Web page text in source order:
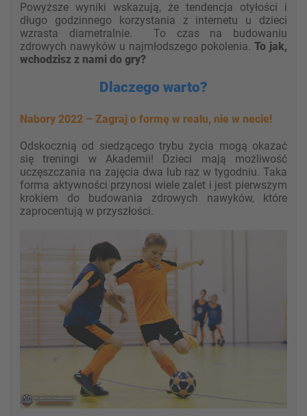
Powyższe wyniki wskazują, że tendencja otyłości i
długo godzinnego korzystania z internetu u dzieci
wzrasta diametralnie. To czas na budowaniu
zdrowych nawyków u najmłodszego pokolenia. To jak,
wchodzisz z nami do gry?
Dlaczego warto?
Nabory 2022 – Zagraj o formę w realu, nie w necie!
Odskocznią od siedzącego trybu życia mogą okazać
się treningi w Akademii! Dzieci mają możliwość
uczęszczania na zajęcia dwa lub raz w tygodniu. Taka
forma aktywności przynosi wiele zalet i jest pierwszym
krokiem do budowania zdrowych nawyków, które
zaprocentują w przyszłości.